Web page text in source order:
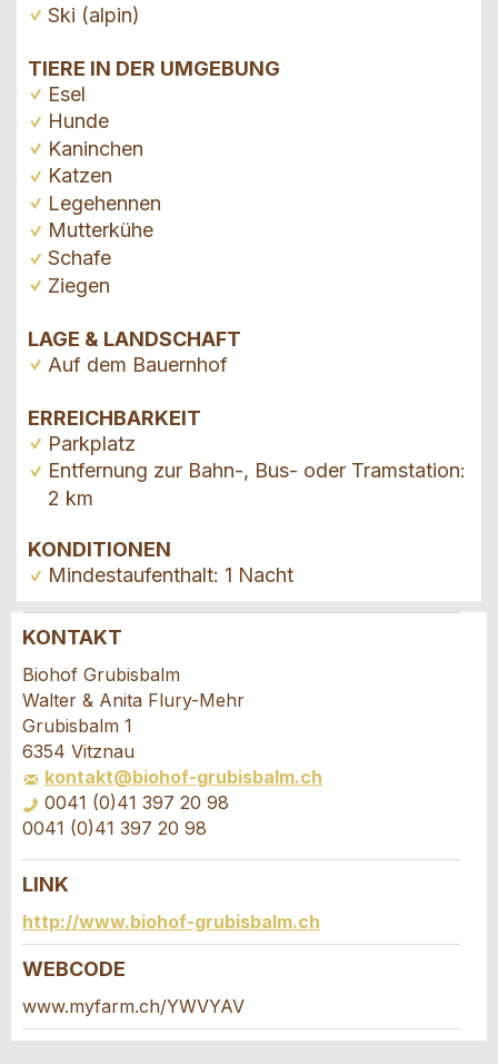
Ski (alpin)
TIERE IN DER UMGEBUNG
Esel
Hunde
Kaninchen
Katzen
Legehennen
Mutterkühe
Schafe
Ziegen
LAGE & LANDSCHAFT
Auf dem Bauernhof
ERREICHBARKEIT
Parkplatz
Entfernung zur Bahn-, Bus- oder Tramstation:
2 km
KONDITIONEN
Mindestaufenthalt: 1 Nacht
Anzeige beanstanden
Ihr Feedback wird sehr geschätzt!
Allgemeines Feedback
Anzeige nicht mehr gültig
Anzeige unvollständig
Anzeige weiterempfehlen
Empfehlen Sie diese Anzeige an Freunde weiter.
* Eingabe erforderlich
KONTAKT
Biohof Grubisbalm
Walter & Anita Flury-Mehr
Grubisbalm 1
6354 Vitznau
kontakt@biohof-grubisbalm.ch
0041 (0)41 397 20 98
0041 (0)41 397 20 98
Buchungsanfrage
Verfassen Sie eine Nachricht für die
Kontaktpersonen dieser Anzeige.
LINK
http://www.biohof-grubisbalm.ch
WEBCODE
www.myfarm.ch/YWVYAV